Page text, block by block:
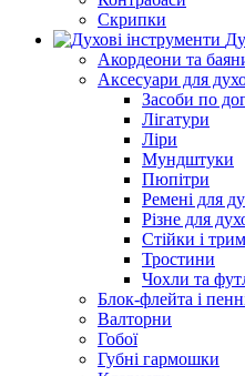
Скрипки
Акордеони та
Аксесуари для
Засоби по
Лігатури
Ліри
Мундштуки
Пюпітри
Ремені для
Різне для
Стійки і
Тростини
Чохли та
Блок-флейта і
Валторни
Гобої
Губні гармошки